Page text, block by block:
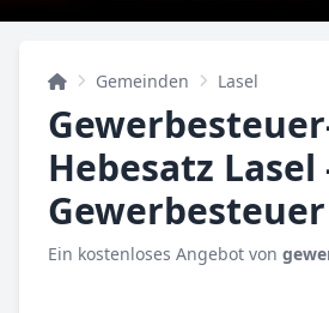
Gemeinden Lasel
Hebesatz Lasel
Gewerbesteuer
Ein kostenloses Angebot von